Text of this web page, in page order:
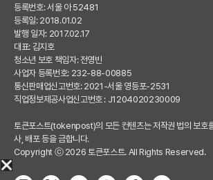
등록번호: 서울 아 52481
등록일: 2018.01.02
발행 일자: 2017.02.17
대표: 김지호
청소년 보호 책임자: 전영빈
사업자 등록번호: 232-88-00885
통신판매업신고번호: 2021-서울 영등포-2531
직업정보제공사업신고번호 : J1204020230009
토큰포스트(tokenpost)의 모든 컨텐츠는 저작권 법의 보호
사, 배포 등을 금합니다.
Copyright ⓒ 2026 토큰포스트. All Rights Reserved.